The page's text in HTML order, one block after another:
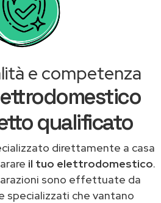
e competenza
qualificato
direttamente a casa
il tuo elettrodomestico.
sono effettuate da
specializzati che vantano